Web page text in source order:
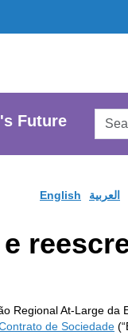
Future
English العربية
Regional At-Large da
de Sociedade